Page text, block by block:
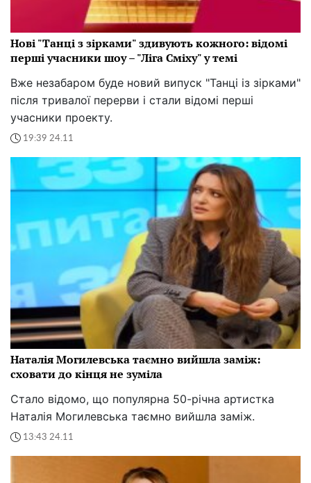
Нові "Танці з зірками" здивують кожного: відомі
перші учасники шоу – "Ліга Сміху" у темі
Вже незабаром буде новий випуск "Танці із зірками"
після тривалої перерви і стали відомі перші
учасники проекту.
19:39 24.11
Наталія Могилевська таємно вийшла заміж:
сховати до кінця не зуміла
Стало відомо, що популярна 50-річна артистка
Наталія Могилевська таємно вийшла заміж.
13:43 24.11